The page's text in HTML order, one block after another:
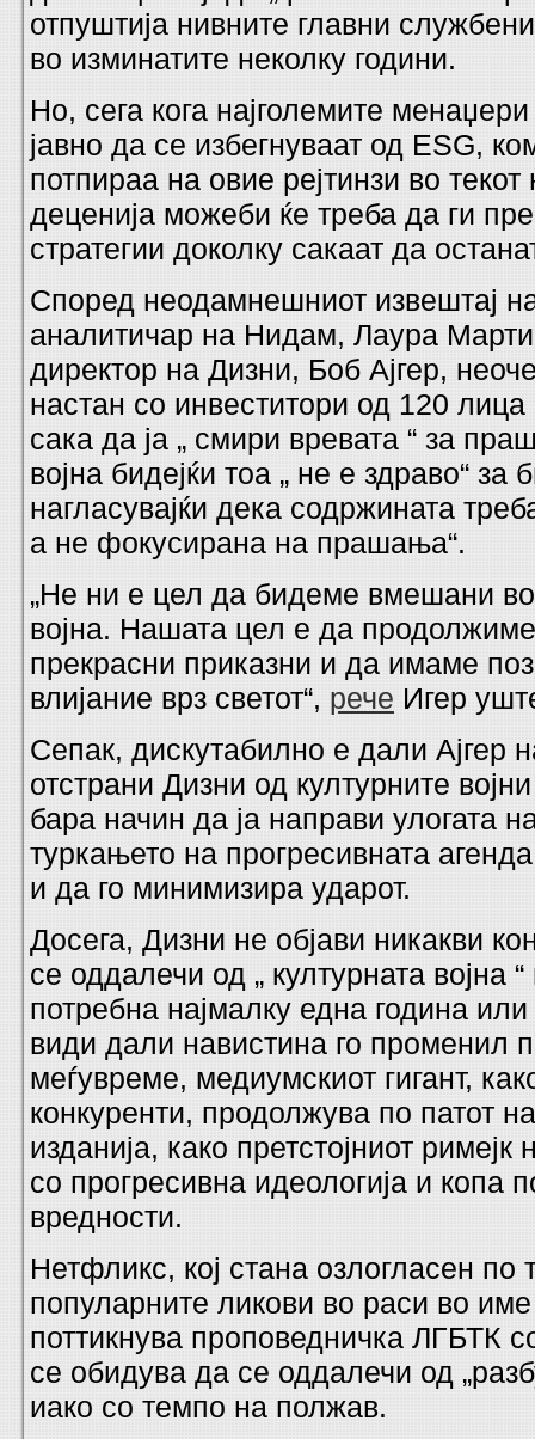
отпуштија нивните главни
во изминатите неколку години.
Но, сега кога најголемите
јавно да се избегнуваат од ESG,
потпираа на овие рејтинзи во
деценија можеби ќе треба да ги
стратегии доколку сакаат да
Според неодамнешниот извештај
аналитичар на Нидам, Лаура
директор на Дизни, Боб Ајгер,
настан со инвеститори од 120
сака да ја „ смири вревата “ за
војна бидејќи тоа „ не е здраво“ за
нагласувајќи дека содржината
а не фокусирана на прашања“.
„Не ни е цел да бидеме вмешани во
војна. Нашата цел е да
прекрасни приказни и да имаме
влијание врз светот“, рече Игер
Сепак, дискутабилно е дали Ајгер
отстрани Дизни од културните
бара начин да ја направи улогата
туркањето на прогресивната
и да го минимизира ударот.
Досега, Дизни не објави никакви
се оддалечи од „ културната војна
потребна најмалку една година
види дали навистина го променил
меѓувреме, медиумскиот гигант,
конкуренти, продолжува по патот
изданија, како претстојниот римејк
со прогресивна идеологија и копа
вредности.
Нетфликс, кој стана озлогласен по
популарните ликови во раси во
поттикнува проповедничка ЛГБТК
се обидува да се оддалечи од
иако со темпо на полжав.